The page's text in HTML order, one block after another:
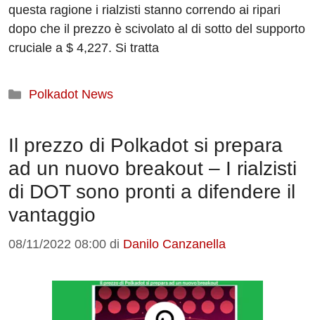
questa ragione i rialzisti stanno correndo ai ripari
dopo che il prezzo è scivolato al di sotto del supporto
cruciale a $ 4,227. Si tratta
Categorie
Polkadot News
Il prezzo di Polkadot si prepara
ad un nuovo breakout – I rialzisti
di DOT sono pronti a difendere il
vantaggio
08/11/2022 08:00 di Danilo Canzanella